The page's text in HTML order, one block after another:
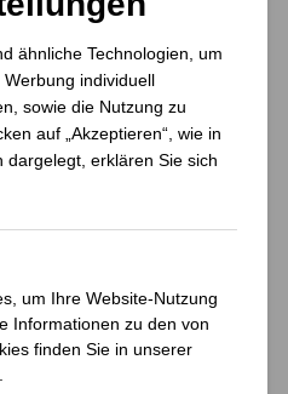
Traditionsmarke
zu